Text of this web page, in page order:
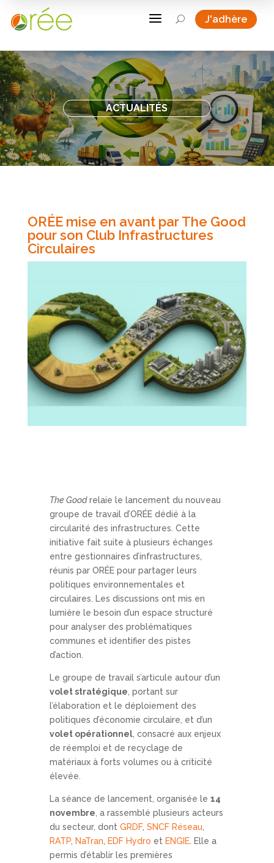
a U J'adhère
ACTUALITÉS
ORÉE mise en avant par The Good
pour son Club Infrastructures
Circulaires
The Goodrelaie le lancement du nouveau
groupe de travail d’ORÉE dédié à la
circularité des infrastructures. Cette
initiative fait suite à plusieurs échanges
entre gestionnaires d’infrastructures,
réunis par ORÉE pour partager leurs
politiques environnementales et
circulaires. Les discussions ont mis en
lumière le besoin d’un espace structuré
pour analyser des problématiques
communes et identifier des pistes
d’action.
Le groupe de travail s’articule autour d’un
volet stratégique , portant sur
l’élaboration et le déploiement des
politiques d’économie circulaire, et d’un
volet opérationnel, consacré aux enjeux
de réemploi et de recyclage de
matériaux à forts volumes ou à criticité
élevée.
La séance de lancement, organisée le 14
novembre , a rassemblé plusieurs acteurs
du secteur, dont GRDF, SNCF Réseau
RATP, NaTran EDF Hydro et ENGIE. Elle a
permis d’établir les premières